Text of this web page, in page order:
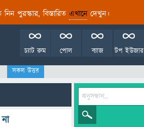
পুরস্কার, বিস্তারিত এখানেদেখুন।
টপ ইউজার
ব্যাজ
পোল
চ্যাট রুম
সকল উত্তর